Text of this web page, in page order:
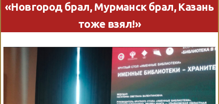
«Новгород брал, Мурманск брал, Казань
тоже взял!»